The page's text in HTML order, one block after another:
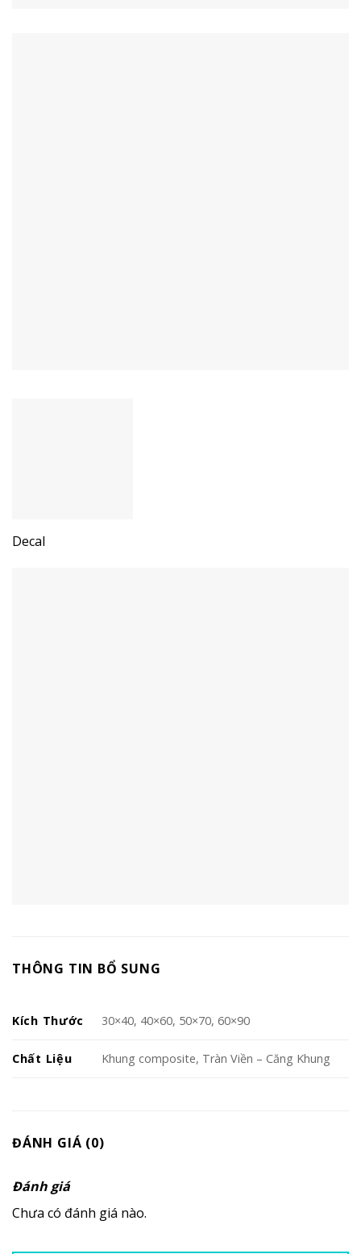
Decal
THÔNG TIN BỔ SUNG
Kích Thước 30×40, 40×60, 50×70, 60×90
Chất Liệu Khung composite, Tràn Viền – Căng Khung
ĐÁNH GIÁ (0)
Đánh giá
Chưa có đánh giá nào.